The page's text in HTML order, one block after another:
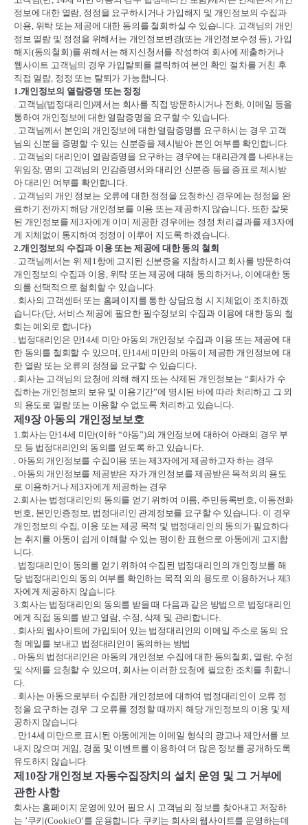
정보에 대한 열람, 정정을 요구하시거나 가입해지 및 개인정보의 수집과
이용, 위탁 또는 제공에 대한 동의를 철회하실 수 있습니다. 고객님의 개인
정보 열람 및 정정을 위해서는 개인정보변경(또는 개인정보수정 등), 가입
해지(동의철회)를 위해서는 해지신청서를 작성하여 회사에 제출하거나
웹사이트 고객님의 경우 가입탈퇴를 클릭하여 본인 확인 절차를 거친 후
직접 열람, 정정 또는 탈퇴가 가능합니다.
1.개인정보의 열람증명 또는 정정
. 고객님(법정대리인)께서는 회사를 직접 방문하시거나 전화, 이메일 등을
통하여 개인정보에 대한 열람증명을 요구할 수 있습니다.
. 고객님께서 본인의 개인정보에 대한 열람증명를 요구하시는 경우 고객
님의 신분을 증명할 수 있는 신분증을 제시받아 본인 여부를 확인합니다.
. 고객님의 대리인이 열람증명을 요구하는 경우에는 대리관계를 나타내는
위임장, 명의 고객님의 인감증명서와 대리인 신분증 등을 증표로 제시받
아 대리인 여부를 확인합니다.
. 고객님의 개인 정보는 오류에 대한 정정을 요청하신 경우에는 정정을 완
료하기 전까지 해당 개인정보를 이용 또는 제공하지 않습니다. 또한 잘못
된 개인정보를 제3자에게 이미 제공한 경우에는 정정 처리결과를 제3자에
게 지체없이 통지하여 정정이 이루어 지도록 하겠습니다.
2.개인정보의 수집과 이용 또는 제공에 대한 동의 철회
. 고객님께서는 위 제 1항에 고지된 신분증을 지참하시고 회사를 방문하여
개인정보의 수집과 이용, 위탁 또는 제공에 대해 동의하거나, 이에대한 동
의를 선택적으로 철회할 수 있습니다.
. 회사의 고객센터 또는 홈페이지를 통한 상담요청 시 지체없이 조치하겠
습니다.(단,서비스 제공에 필요한 필수정보의 수집과 이용에 대한 동의 철
회는 예외로 합니다)
. 법정대리인은 만14세 미만 아동의 개인정보 수집과 이용 또는 제공에 대
한 동의를 철회할 수 있으며, 만14세 미만의 아동이 제공한 개인정보에 대
한 열람 또는 오류의 정정을 요구할 수 있습디다.
. 회사는 고객님의 요청에 의해 해지 또는 삭제된 개인정보는 “회사가 수
집하는 개인정보의 보유 및 이용기간”에 명시된 바에 따라 처리하고 그 외
의 용도로 열람 또는 이용할 수 없도록 처리하고 있습니다.
제 9장 아동의 개인정보보호
1.회사는 만14세 미만(이하 “아동”)의 개인정보에 대하여 아래의 경우 부
모 등 법정대리인의 동의를 얻도록 하고 있습니다.
. 아동의 개인정보를 수집이용 또는 제3자에게 제공하고자 하는 경우
. 아동의 개인정보를 제공받은 자가 개인정보를 제공받은 목적외의 용도
로 이용하거나 제3자에게 제공하는 경우
2.회사는 법정대리인의 동의를 얻기 위하여 이름, 주민등록번호, 이동전화
번호, 본인인증정보, 법정대리인 관계정보를 요구할 수 있습니다. 이 경우
개인정보의 수집, 이용 또는 제공 목적 및 법정대리인의 동의가 필요하다
는 취지를 아동이 쉽게 이해할 수 있는 평이한 표현으로 아동에게 고지합
니다.
. 법정대리인이 동의를 얻기 위하여 수집된 법정대리인의 개인정보를 해
당 법정대리인의 동의 여부를 확인하는 목적 외의 용도로 이용하거나 제3
자에게 제공하지 않습니다.
3.회사는 법정대리인의 동의를 받을 때 다음과 같은 방법으로 법정대리인
에게 직접 동의를 받고 열람, 수정, 삭제 및 관리합니다.
. 회사의 웹사이트에 가입되어 있는 법정대리인의 이메일 주소로 동의 요
청 메일를 보내고 법정대리인이 동의하는 방법
. 아동의 법정대리인은 아동의 개인정보 수집에 대한 동의철회, 열람, 수정
및 삭제를 요청할 수 있으며, 회사는 이러한 요청에 필요한 조치를 취합니
다.
. 회사는 아동으로부터 수집한 개인정보에 대하여 법정대리인이 오류 정
정을 요구하는 경우 그 오류를 정정할 때까지 해당 개인정보의 이용 및 제
공하지 않습니다.
. 만14세 미만으로 표시된 아동에게는 이메일 형식의 광고나 제안서를 보
내지 않으며 게임, 경품 및 이벤트를 이용하여 더 많은 정보를 공개하도록
유도하지 않습니다.
제 10장 개인정보 자동수집장치의 설치 운영 및 그 거부에
관한 사항
회사는 홈페이지 운영에 있어 필요 시 고객님의 정보를 찾아내고 저장하
는 ’쿠키(CookieO’를 운용합니다. 쿠키는 회사의 웹사이트를 운영하는데